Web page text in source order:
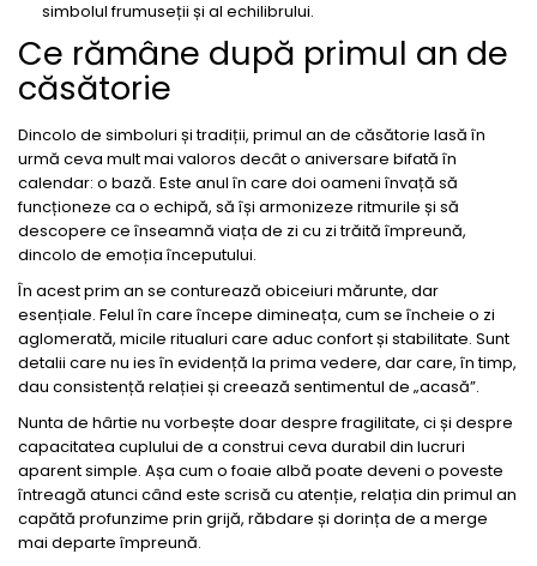
simbolul frumuseții și al echilibrului.
Ce rămâne după primul an de
căsătorie
Dincolo de simboluri și tradiții, primul an de căsătorie lasă în
urmă ceva mult mai valoros decât o aniversare bifată în
calendar: o bază. Este anul în care doi oameni învață să
funcționeze ca o echipă, să își armonizeze ritmurile și să
descopere ce înseamnă viața de zi cu zi trăită împreună,
dincolo de emoția începutului.
În acest prim an se conturează obiceiuri mărunte, dar
esențiale. Felul în care începe dimineața, cum se încheie o zi
aglomerată, micile ritualuri care aduc confort și stabilitate. Sunt
detalii care nu ies în evidență la prima vedere, dar care, în timp,
dau consistență relației și creează sentimentul de „acasă”.
Nunta de hârtie nu vorbește doar despre fragilitate, ci și despre
capacitatea cuplului de a construi ceva durabil din lucruri
aparent simple. Așa cum o foaie albă poate deveni o poveste
întreagă atunci când este scrisă cu atenție, relația din primul an
capătă profunzime prin grijă, răbdare și dorința de a merge
mai departe împreună.